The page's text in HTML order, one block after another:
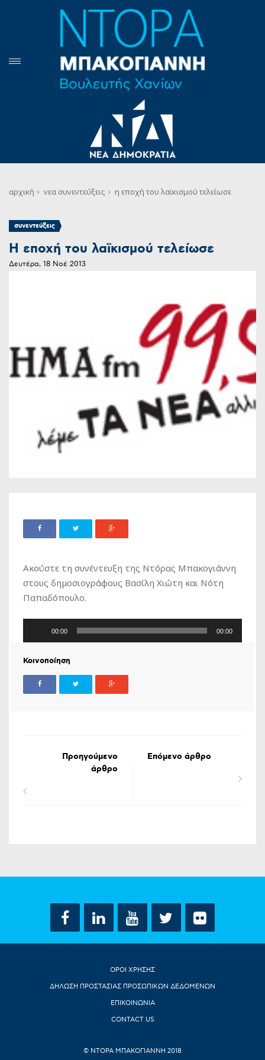
αρχική νεα συνεντεύξεις η εποχή του λαϊκισμού τελείωσε
συνεντεύξεις
Η εποχή του λαϊκισμού τελείωσε
Δευτέρα, 18 Νοέ 2013
Ακούστε τη συνέντευξη της Ντόρας Μπακογιάννη
στους δημοσιογράφους Βασίλη Χιώτη και Νότη
Παπαδόπουλο.
00:00 00:00
Κοινοποίηση
Προηγούμενο
άρθρο
Επόμενο άρθρο
ΟΡΟΙ ΧΡΗΣΗΣ
ΔΗΛΩΣΗ ΠΡΟΣΤΑΣΙΑΣ ΠΡΟΣΩΠΙΚΩΝ ΔΕΔΟΜΕΝΩΝ
ΕΠΙΚΟΙΝΩΝΙΑ
CONTACT US
© ΝΤΟΡΑ ΜΠΑΚΟΓΙΑΝΝΗ 2018